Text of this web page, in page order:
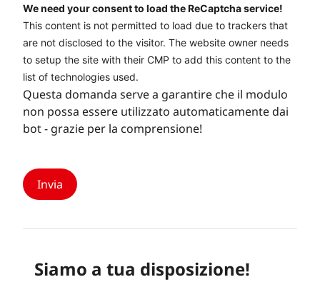
We need your consent to load the ReCaptcha service!
This content is not permitted to load due to trackers that
are not disclosed to the visitor. The website owner needs
to setup the site with their CMP to add this content to the
list of technologies used.
Questa domanda serve a garantire che il modulo
non possa essere utilizzato automaticamente dai
bot - grazie per la comprensione!
Siamo a tua disposizione!